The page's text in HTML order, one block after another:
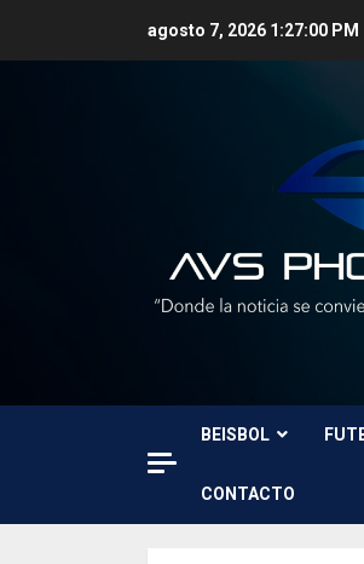
agosto 7, 2026 1:27:02 PM
BEISBOL
CONTACTO